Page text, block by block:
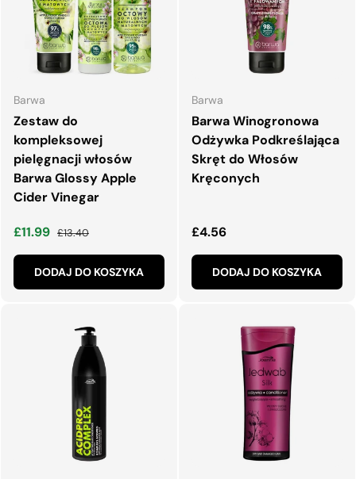
Barwa
Zestaw do
kompleksowej
pielęgnacji włosów
Barwa Glossy Apple
Cider Vinegar
Cena wyprzedaży
£11.99 Normalna cena
£13.40
DODAJ DO KOSZYKA
Barwa
Barwa Winogronowa
Odżywka Podkreślająca
Skręt do Włosów
Kręconych
Normalna cena
£4.56
DODAJ DO KOSZYKA